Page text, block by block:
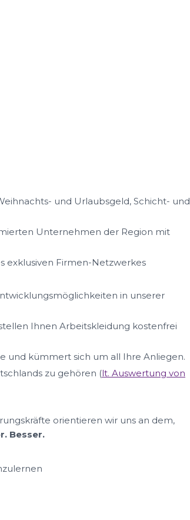
und Urlaubsgeld, Schicht- und
Unternehmen der Region mit
exklusiven Firmen-Netzwerkes
in unserer
Ihnen Arbeitskleidung kostenfrei
und kümmert sich um all Ihre Anliegen.
zu gehören (lt. Auswertung von
orientieren wir uns an dem,
Besser.